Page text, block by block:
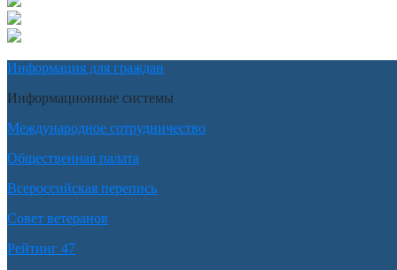
Информация для граждан
Информационные системы
Международное сотрудничество
Общественная палата
Всероссийская перепись
Совет ветеранов
Рейтинг 47